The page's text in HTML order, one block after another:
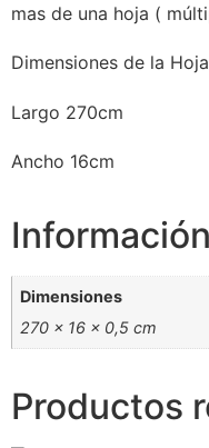
mas de una hoja (
Dimensiones de la
Largo 270cm
Ancho 16cm
Dimensiones
270 × 16 × 0,5 cm
Productos